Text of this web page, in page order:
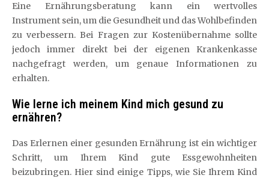
Eine Ernährungsberatung kann ein wertvolles
Instrument sein, um die Gesundheit und das Wohlbefinden
zu verbessern. Bei Fragen zur Kostenübernahme sollte
jedoch immer direkt bei der eigenen Krankenkasse
nachgefragt werden, um genaue Informationen zu
erhalten.
Wie lerne ich meinem Kind mich gesund zu
ernähren?
Das Erlernen einer gesunden Ernährung ist ein wichtiger
Schritt, um Ihrem Kind gute Essgewohnheiten
beizubringen. Hier sind einige Tipps, wie Sie Ihrem Kind